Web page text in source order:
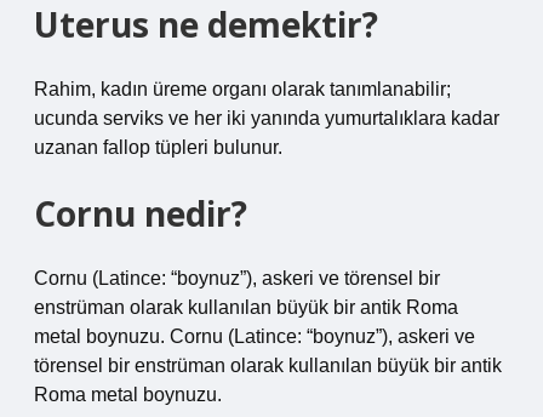
Uterus ne demektir?
Rahim, kadın üreme organı olarak tanımlanabilir;
ucunda serviks ve her iki yanında yumurtalıklara kadar
uzanan fallop tüpleri bulunur.
Cornu nedir?
Cornu (Latince: “boynuz”), askeri ve törensel bir
enstrüman olarak kullanılan büyük bir antik Roma
metal boynuzu. Cornu (Latince: “boynuz”), askeri ve
törensel bir enstrüman olarak kullanılan büyük bir antik
Roma metal boynuzu.